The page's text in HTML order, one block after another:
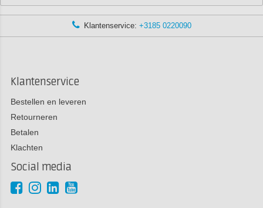
Klantenservice: +3185 0220090
Klantenservice
Bestellen en leveren
Retourneren
Betalen
Klachten
Social media